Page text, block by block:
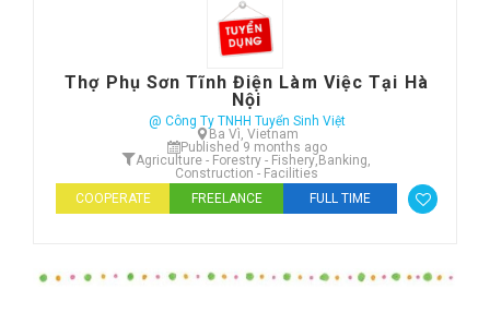
Thợ Phụ Sơn Tĩnh Điện Làm Việc Tại Hà
Nội
@ Công Ty TNHH Tuyển Sinh Việt
Ba Vì, Vietnam
Published 9 months ago
Agriculture - Forestry - Fishery, Banking,
Construction - Facilities
COOPERATE
FREELANCE FULL TIME